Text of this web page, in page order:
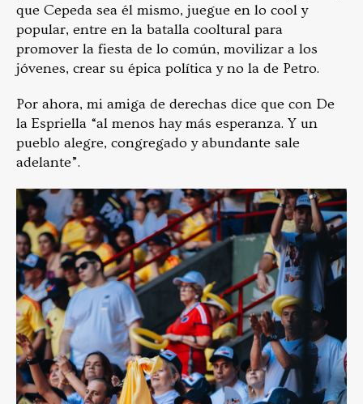
que Cepeda sea él mismo, juegue en lo cool y
popular, entre en la batalla cooltural para
promover la fiesta de lo común, movilizar a los
jóvenes, crear su épica política y no la de Petro.
Por ahora, mi amiga de derechas dice que con De
la Espriella “al menos hay más esperanza. Y un
pueblo alegre, congregado y abundante sale
adelante”.